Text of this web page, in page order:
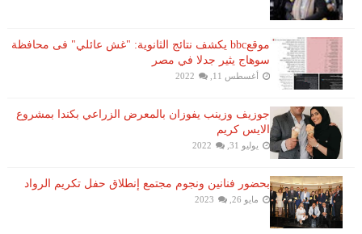
موقعbbc يكشف نتائج الثانوية: "غش عائلي" فى محافظة
سوهاج يثير جدلا في مصر
أغسطس 11, 2022
جوزيف وزينب يفوزان بالمعرض الزراعي بكندا بمشروع
الايس كريم
يوليو 31, 2022
بحضور فنانين ونجوم مجتمع إنطلاق حفل تكريم الرواد
مايو 26, 2023